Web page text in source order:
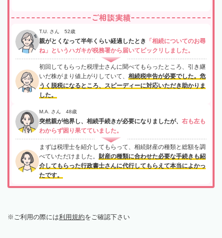
ご相談実績
T.U. さん 52歳
親がとくなって半年くらい経過したとき
「相続についてのお尋
ね」というハガキが税務署から届いてビックリしました。
初回してもらった税理士さんに聞べてもらったところ、引き継
いだ株がまり値上がりしていて、 相続税申告が必要でした。危
うく脱税になるところ、スピーディーに対応いただき助かりま
した。
M.A. さん 48歳
突然親が他界し、相続手続きが必要になりましたが、 右も左も
わからず困り果てていました。
まずは税理士を紹介してもらって、相続財産の種類と総額を調
べていただけました。 財産の種類に合わせた必要な手続きも紹
介してもらった行政書士さんに代行してもらえて本当によかっ
たです。
ご利用の際には利用規約をご確認下さい